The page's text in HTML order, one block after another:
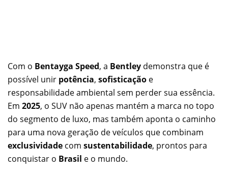
Com o Bentayga Speed, a Bentley demonstra que é
possível unir potência, sofisticação e
responsabilidade ambiental sem perder sua essência.
Em 2025, o SUV não apenas mantém a marca no topo
do segmento de luxo, mas também aponta o caminho
para uma nova geração de veículos que combinam
exclusividade com sustentabilidade, prontos para
conquistar o Brasil e o mundo.